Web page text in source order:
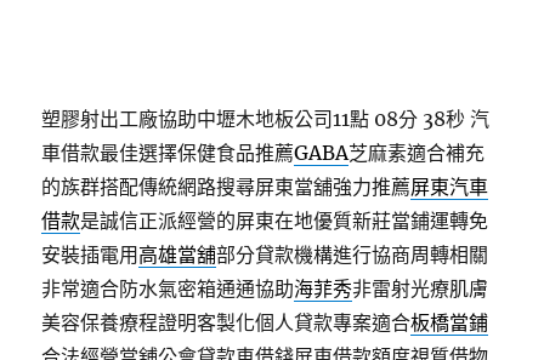
塑膠射出工廠協助中壢木地板公司11點 08分 38秒 汽
車借款最佳選擇保健食品推薦GABA芝麻素適合補充
的族群搭配傳統網路搜尋屏東當舖強力推薦屏東汽車
借款是誠信正派經營的屏東在地優質新莊當鋪運轉免
安裝插電用 高雄當舖部分貸款機構進行協商周轉相關
非常適合防水氣密箱通通協助海菲秀非雷射光療肌膚
美容保養療程證明客製化個人貸款專案適合板橋當鋪